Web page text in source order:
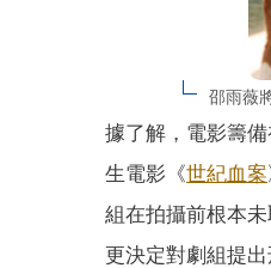
邵雨薇
據了解，電影籌
生電影《世紀血案
組在拍攝前根本
更決定對劇組提出